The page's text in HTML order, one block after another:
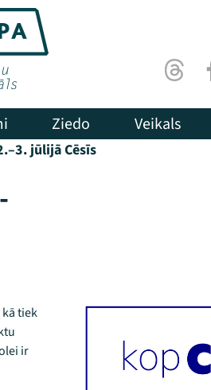
Ziedo Veikals
jūlijā Cēsīs
tiek
ir